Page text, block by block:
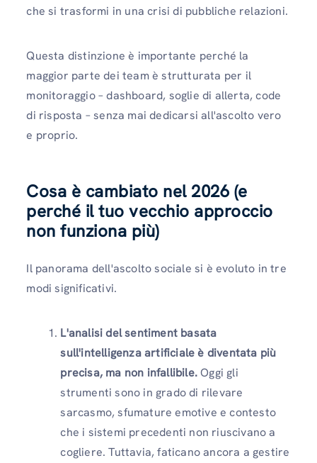
che si trasformi in una crisi di pubbliche relazioni.
Questa distinzione è importante perché la
maggior parte dei team è strutturata per il
monitoraggio – dashboard, soglie di allerta, code
di risposta – senza mai dedicarsi all'ascolto vero
e proprio.
Cosa è cambiato nel 2026 (e
perché il tuo vecchio approccio
non funziona più)
Il panorama dell'ascolto sociale si è evoluto in tre
modi significativi.
L'analisi del sentiment basata
sull'intelligenza artificiale è diventata più
precisa, ma non infallibile.Oggi gli
strumenti sono in grado di rilevare
sarcasmo, sfumature emotive e contesto
che i sistemi precedenti non riuscivano a
cogliere. Tuttavia, faticano ancora a gestire